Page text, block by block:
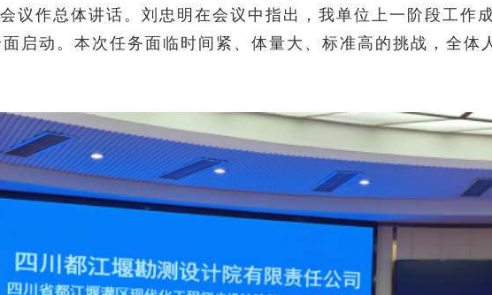
议作总体讲话。刘忠明在会议中指出，我单位上一阶段工作
启动。本次任务面临时间紧、体量大、标准高的挑战，全